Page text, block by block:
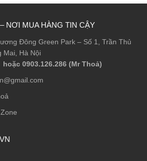
NƠI MUA HÀNG TIN CẬY
Đông Green Park – Số 1, Trần Thủ
Mai, Hà Nội
hoặc 0903.126.286 (Mr Thoả)